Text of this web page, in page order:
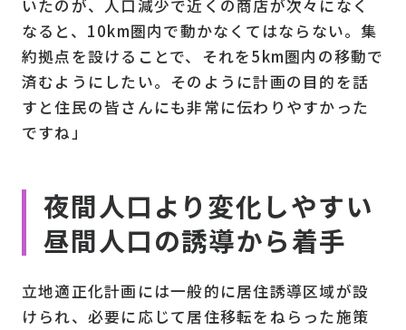
いたのが、人口減少で近くの商店が次々になく
なると、10km圏内で動かなくてはならない。集
約拠点を設けることで、それを5km圏内の移動で
済むようにしたい。そのように計画の目的を話
すと住民の皆さんにも非常に伝わりやすかった
ですね」
夜間人口より変化しやすい
昼間人口の誘導から着手
立地適正化計画には一般的に居住誘導区域が設
けられ、必要に応じて居住移転をねらった施策